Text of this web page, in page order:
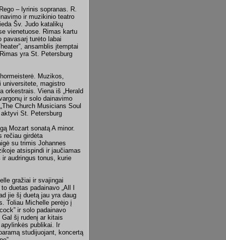
– lyrinis sopranas. R.
ir muzikinio teatro
Šv. Judo katalikų
vienetuose. Rimas kartu
pavasarį turėto labai
ansamblis įtemptai
yra St. Petersburg
Muzikos,
universitete, magistro
orkestrais. Viena iš „Herald
ir solo dainavimo
Church Musicians Soul
St. Petersburg
Mozart sonatą A minor.
rečiau girdėta
su trimis Johannes
atsispindi ir jaučiamas
audringus tonus, kurie
gražiai ir svajingai
duetas padainavo „All I
jie šį duetą jau yra daug
Toliau Michelle perėjo į
ir solo padainavo
Gal šį rudenį ar kitais
publikai. Ir
studijuojant, koncertą